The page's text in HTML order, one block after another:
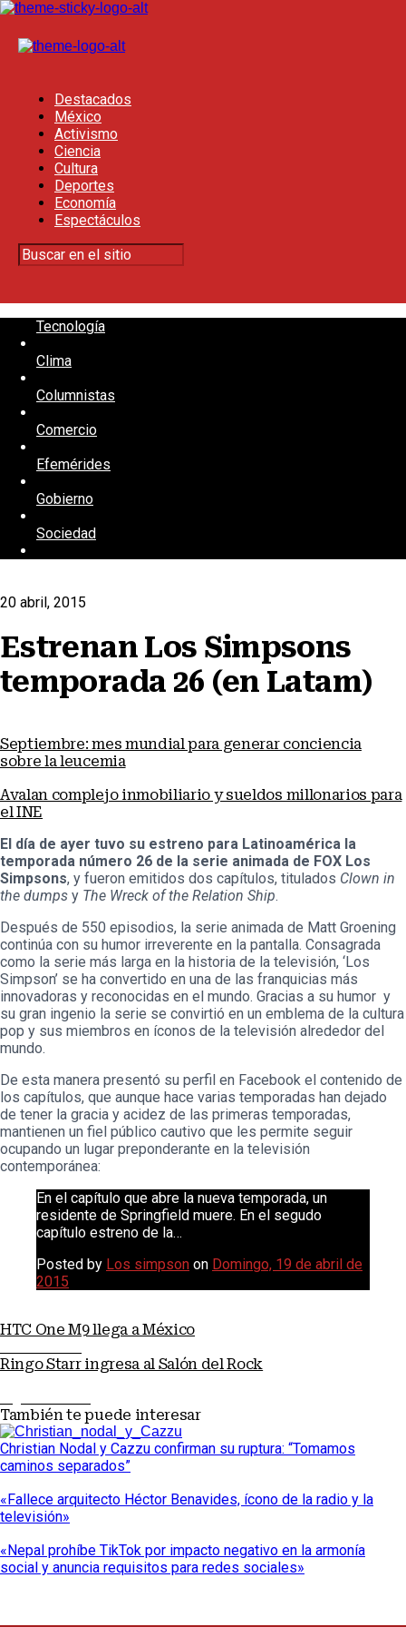
Destacados
México
Activismo
Ciencia
Cultura
Deportes
Economía
Espectáculos
Tecnología
Clima
Columnistas
Comercio
Efemérides
Gobierno
Sociedad
20 abril, 2015
Estrenan Los Simpsons
temporada 26 (en Latam)
Septiembre: mes mundial para generar conciencia
sobre la leucemia
Avalan complejo inmobiliario y sueldos millonarios para
el INE
El día de ayer tuvo su estreno para Latinoamérica la
temporada número 26 de la serie animada de FOX Los
Simpsons, y fueron emitidos dos capítulos, titulados Clown in
the dumps y The Wreck of the Relation Ship.
Después de 550 episodios, la serie animada de Matt Groening
continúa con su humor irreverente en la pantalla. Consagrada
como la serie más larga en la historia de la televisión, ‘Los
Simpson’ se ha convertido en una de las franquicias más
innovadoras y reconocidas en el mundo. Gracias a su humor y
su gran ingenio la serie se convirtió en un emblema de la cultura
pop y sus miembros en íconos de la televisión alrededor del
mundo.
De esta manera presentó su perfil en Facebook el contenido de
los capítulos, que aunque hace varias temporadas han dejado
de tener la gracia y acidez de las primeras temporadas,
mantienen un fiel público cautivo que les permite seguir
ocupando un lugar preponderante en la televisión
contemporánea:
En el capítulo que abre la nueva temporada, un
residente de Springfield muere. En el segudo
capítulo estreno de la…
Posted by Los simpson on Domingo, 19 de abril de
2015
HTC One M9 llega a México
Ringo Starr ingresa al Salón del Rock
También te puede interesar
Christian Nodal y Cazzu confirman su ruptura: “Tomamos
caminos separados”
«Fallece arquitecto Héctor Benavides, ícono de la radio y la
televisión»
«Nepal prohíbe TikTok por impacto negativo en la armonía
social y anuncia requisitos para redes sociales»